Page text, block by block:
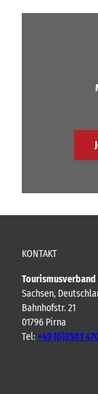
KONTAKT
Tourismusverband
Sachsen,
Bahnhofstr. 21
01796 Pirna
Tel:+49 (0)3501